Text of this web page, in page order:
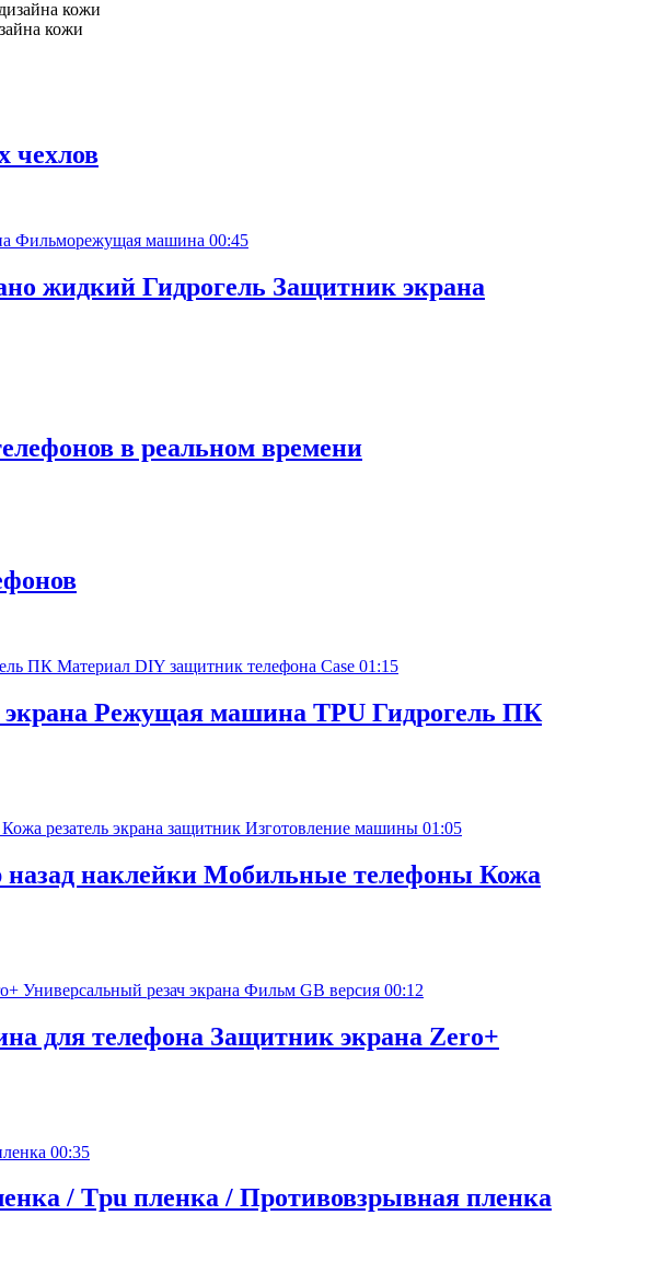
кожи
чехлов
00:45
жидкий Гидрогель Защитник экрана
в реальном времени
01:15
Режущая машина TPU Гидрогель ПК
01:05
наклейки Мобильные телефоны Кожа
00:12
для телефона Защитник экрана Zero+
00:35
/ Tpu пленка / Противовзрывная пленка